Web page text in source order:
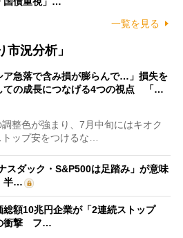
一覧を見る
況分析」
ア急落で含み損が膨らんで…」損失を
ての成長につなげる4つの視点 「…
整色が強まり、7月中旬にはキオク
ップ安をつけるな…
スダック・S&P500は足踏み」が意味
半…
総額10兆円企業が「2連続ストップ
衝撃 フ…